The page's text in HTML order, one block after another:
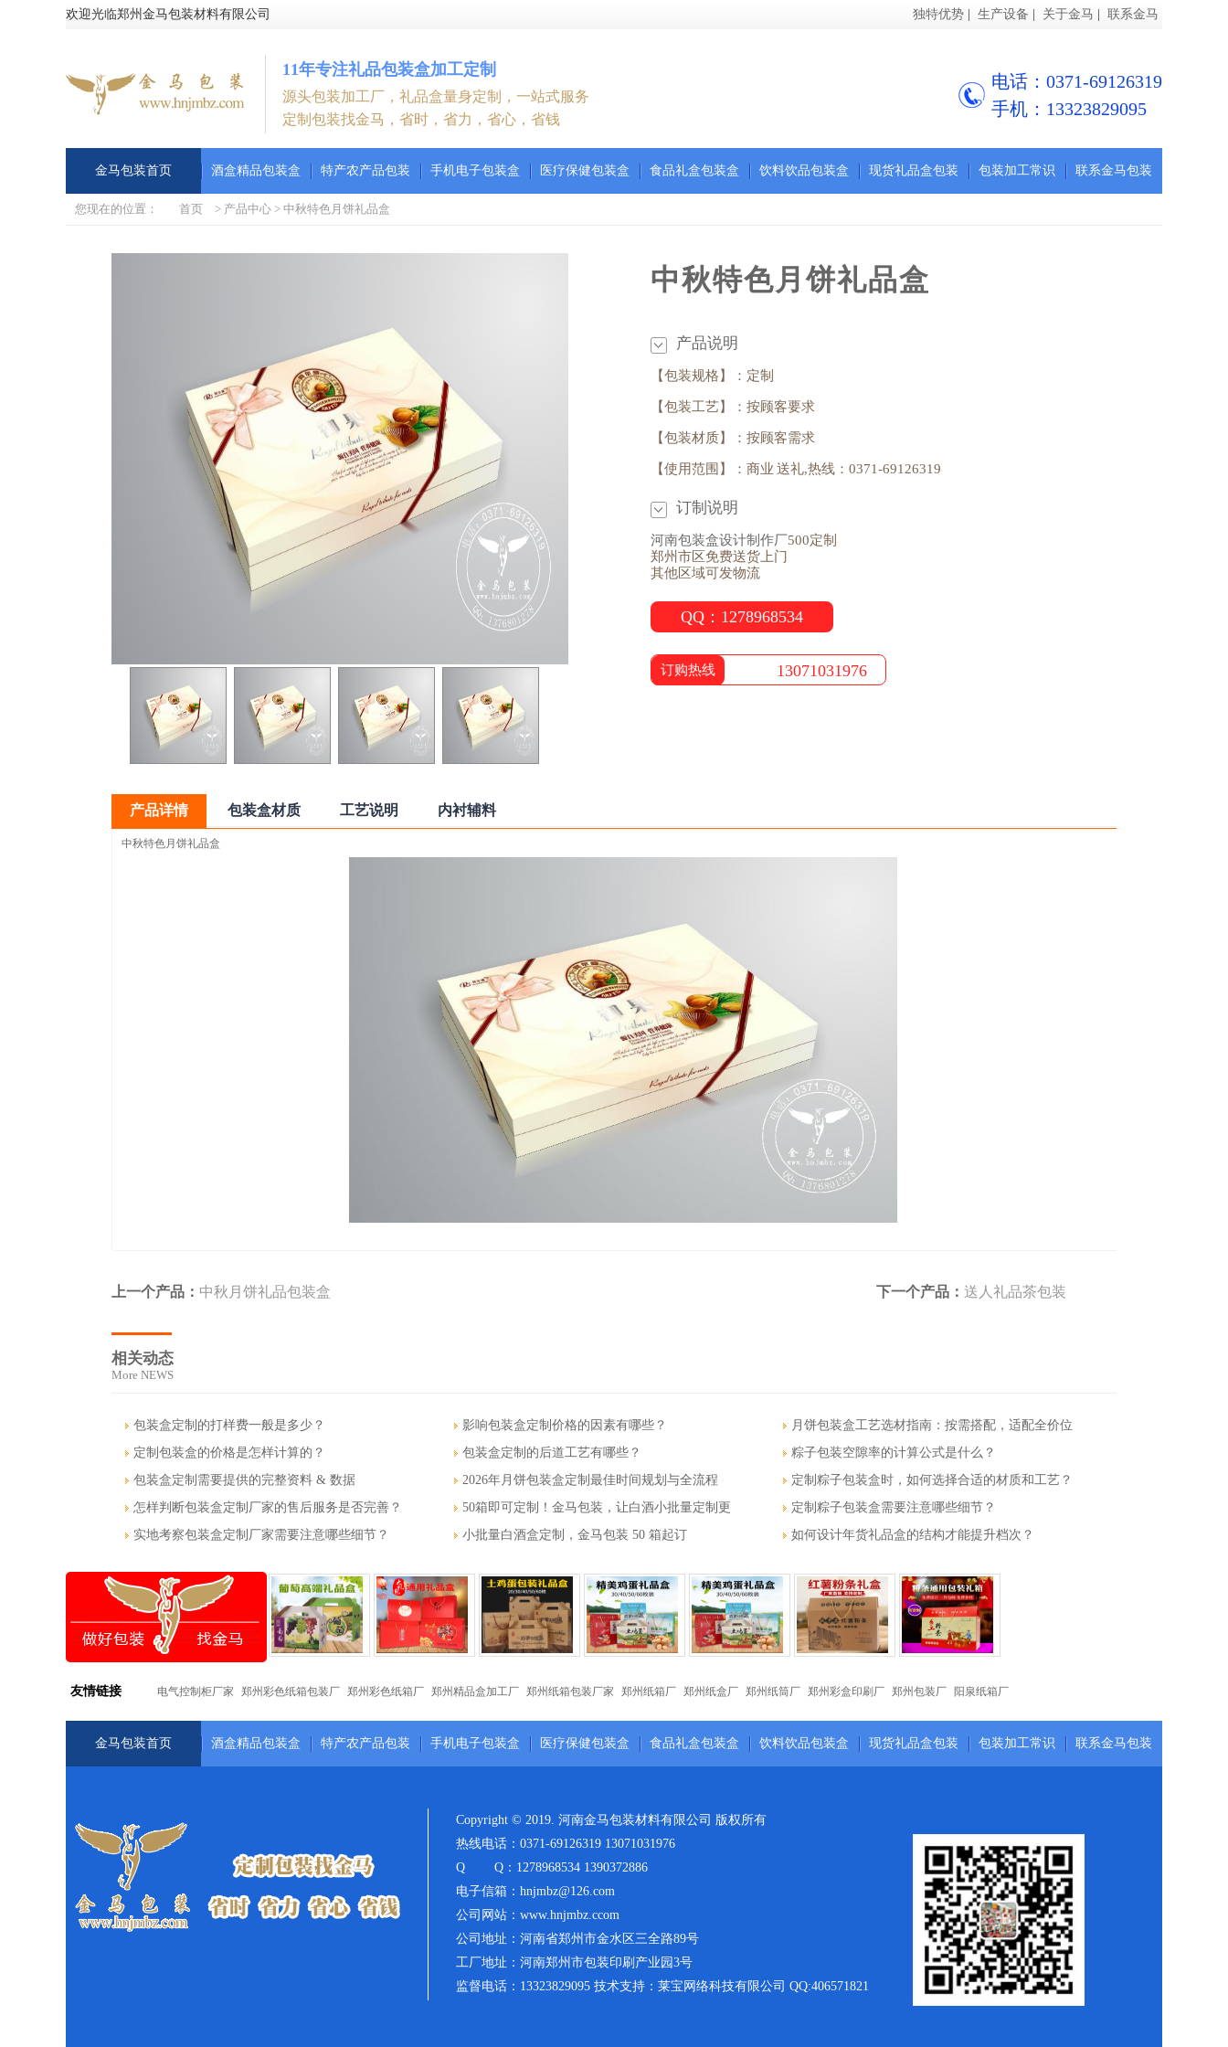
欢迎光临郑州金马包装材料有限公司 独特优势 生产设备 关于金马 联系金马
11年专注礼品包装盒加工定制
源头包装加工厂，礼品盒量身定制，一站式服务
定制包装找金马，省时，省力，省心，省钱
电话：0371-69126319
手机：13323829095
金马包装首页 酒盒精品包装盒 特产农产品包装 手机电子包装盒 医疗保健包装盒 食品礼盒包装盒 饮料饮品包装盒 现货礼品盒包装 包装加工常识 联系金马包装
您现在的位置： 首页 > 产品中心 > 中秋特色月饼礼品盒
中秋特色月饼礼品盒
产品说明
【包装规格】：定制
【包装工艺】：按顾客要求
【包装材质】：按顾客需求
【使用范围】：商业 送礼,热线：0371-69126319
订制说明
河南包装盒设计制作厂500定制
郑州市区免费送货上门
其他区域可发物流
QQ：1278968534
订购热线 13071031976
产品详情 包装盒材质 工艺说明 内衬辅料
中秋特色月饼礼品盒
上一个产品： 中秋月饼礼品包装盒 下一个产品： 送人礼品茶包装
相关动态
More NEWS
包装盒定制的打样费一般是多少？
定制包装盒的价格是怎样计算的？
包装盒定制需要提供的完整资料 & 数据
怎样判断包装盒定制厂家的售后服务是否完善？
实地考察包装盒定制厂家需要注意哪些细节？
影响包装盒定制价格的因素有哪些？
包装盒定制的后道工艺有哪些？
2026年月饼包装盒定制最佳时间规划与全流程
50箱即可定制！金马包装，让白酒小批量定制更
小批量白酒盒定制，金马包装 50 箱起订
月饼包装盒工艺选材指南：按需搭配，适配全价位
粽子包装空隙率的计算公式是什么？
定制粽子包装盒时，如何选择合适的材质和工艺？
定制粽子包装盒需要注意哪些细节？
如何设计年货礼品盒的结构才能提升档次？
友情链接 电气控制柜厂家 郑州彩色纸箱包装厂 郑州彩色纸箱厂 郑州精品盒加工厂 郑州纸箱包装厂家 郑州纸箱厂 郑州纸盒厂 郑州纸筒厂 郑州彩盒印刷厂 郑州包装厂 阳泉纸箱厂
金马包装首页 酒盒精品包装盒 特产农产品包装 手机电子包装盒 医疗保健包装盒 食品礼盒包装盒 饮料饮品包装盒 现货礼品盒包装 包装加工常识 联系金马包装
Copyright © 2019. 河南金马包装材料有限公司 版权所有
热线电话：0371-69126319 13071031976
Q Q：1278968534 1390372886
电子信箱：hnjmbz@126.com
公司网站：www.hnjmbz.ccom
公司地址：河南省郑州市金水区三全路89号
工厂地址：河南郑州市包装印刷产业园3号
监督电话：13323829095 技术支持：莱宝网络科技有限公司 QQ:406571821